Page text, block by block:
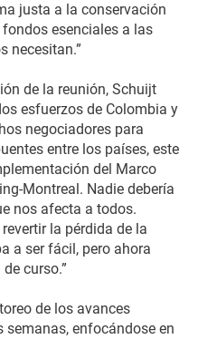
justa a la conservación
esenciales a las
necesitan.”
de la reunión, Schuijt
esfuerzos de Colombia y
negociadores para
entre los países, este
del Marco
Montreal. Nadie debería
nos afecta a todos.
la pérdida de la
a ser fácil, pero ahora
curso.”
de los avances
enfocándose en